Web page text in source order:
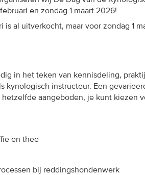
en zondag 1 maart 2026!
is al uitverkocht, maar voor zondag 1
in het teken van kennisdeling,
kynologisch instructeur. Een
aangeboden, je kunt kiezen
en thee
bij reddingshondenwerk